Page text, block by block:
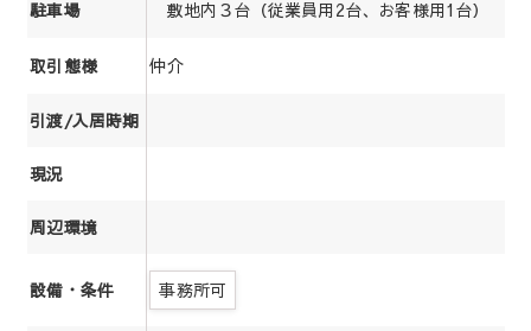
駐車場 敷地内３台（従業員用2台、お客様用1台）
取引態様 仲介
引渡/入居時期
現況
周辺環境
設備・条件 事務所可